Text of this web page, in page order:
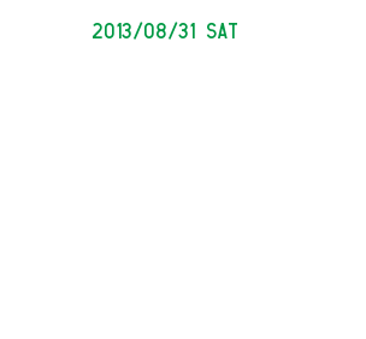
2013/08/31 Sat